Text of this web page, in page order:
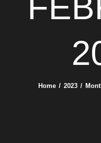
Home 2023